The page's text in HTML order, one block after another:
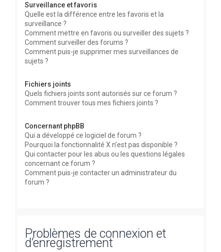
Surveillance et favoris
Quelle est la différence entre les favoris et la
surveillance ?
Comment mettre en favoris ou surveiller des sujets ?
Comment surveiller des forums ?
Comment puis-je supprimer mes surveillances de
sujets ?
Fichiers joints
Quels fichiers joints sont autorisés sur ce forum ?
Comment trouver tous mes fichiers joints ?
Concernant phpBB
Qui a développé ce logiciel de forum ?
Pourquoi la fonctionnalité X n’est pas disponible ?
Qui contacter pour les abus ou les questions légales
concernant ce forum ?
Comment puis-je contacter un administrateur du
forum ?
Problèmes de connexion et
d’enregistrement